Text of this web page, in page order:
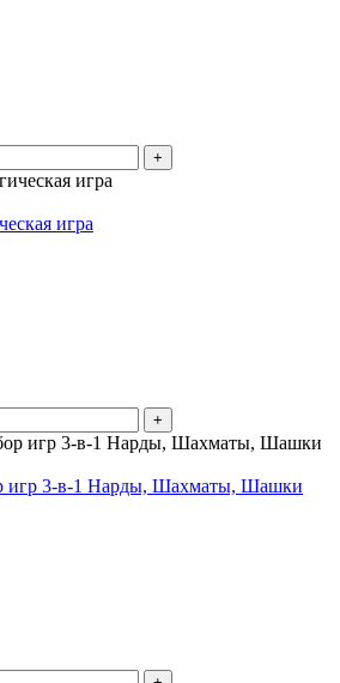
+
игра
+
игр 3-в-1 Нарды, Шахматы, Шашки